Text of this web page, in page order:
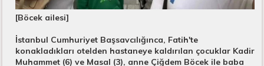
[Böcek ailesi]
İstanbul Cumhuriyet Başsavcılığınca, Fatih'te
konakladıkları otelden hastaneye kaldırılan çocuklar Kadir
Muhammet (6) ve Masal (3), anne Çiğdem Böcek ile baba